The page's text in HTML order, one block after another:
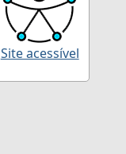
Site acessível